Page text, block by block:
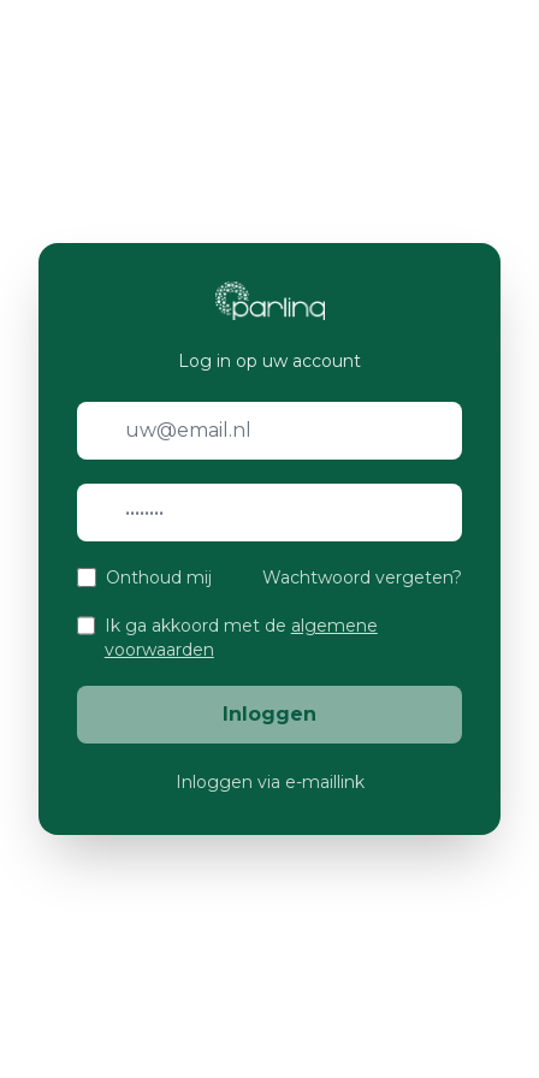
Log in op uw account
Onthoud mij Wachtwoord vergeten?
Ik ga akkoord met de algemene
voorwaarden
Inloggen
Inloggen via e-maillink